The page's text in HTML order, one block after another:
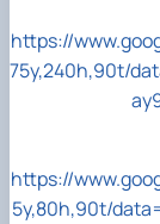
https://
75y,240h,90t/
https://
5y,80h,90t/